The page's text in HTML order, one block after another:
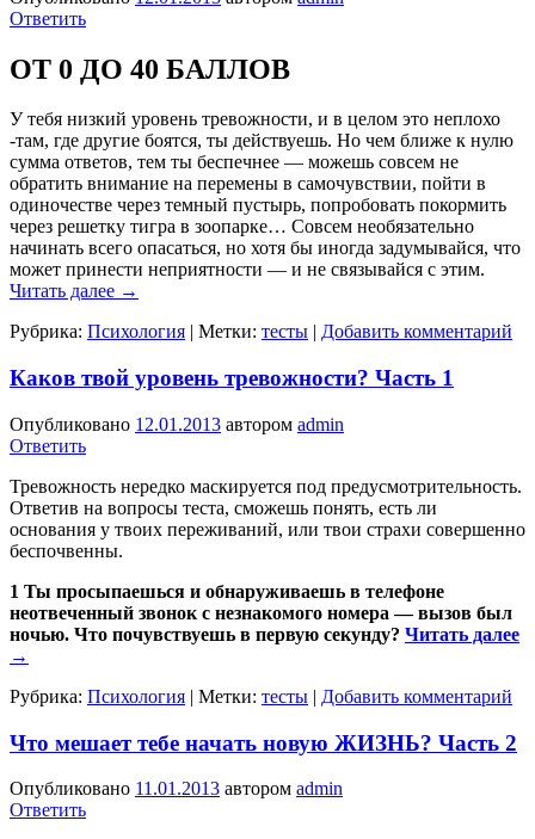
Ответить
ОТ 0 ДО 40 БАЛЛОВ
У тебя низкий уровень тревожности, и в целом это неплохо
-там, где другие боятся, ты действуешь. Но чем ближе к нулю
сумма ответов, тем ты беспечнее — можешь совсем не
обратить внимание на перемены в самочувствии, пойти в
одиночестве через темный пустырь, попробовать покормить
через решетку тигра в зоопарке… Совсем необязательно
начинать всего опасаться, но хотя бы иногда задумывайся, что
может принести неприятности — и не связывайся с этим.
Читать далее →
Рубрика: Психология | Метки: тесты | Добавить комментарий
Каков твой уровень тревожности? Часть 1
Опубликовано 12.01.2013 автором admin
Ответить
Тревожность нередко маскируется под предусмотрительность.
Ответив на вопросы теста, сможешь понять, есть ли
основания у твоих переживаний, или твои страхи совершенно
беспочвенны.
1 Ты просыпаешься и обнаруживаешь в телефоне
неотвеченный звонок с незнакомого номера — вызов был
ночью. Что почувствуешь в первую секунду? Читать далее
→
Рубрика: Психология | Метки: тесты | Добавить комментарий
Что мешает тебе начать новую ЖИЗНЬ? Часть 2
Опубликовано 11.01.2013 автором admin
Ответить